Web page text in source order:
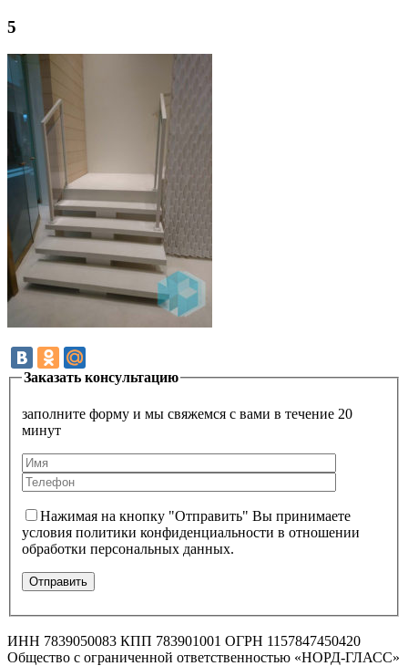
5
Заказать консультацию
заполните форму и мы свяжемся с вами в течение 20
минут
Нажимая на кнопку "Отправить" Вы принимаете
условия политики конфиденциальности в отношении
обработки персональных данных.
ИНН 7839050083 КПП 783901001 ОГРН 1157847450420
Общество с ограниченной ответственностью «НОРД-ГЛАСС»